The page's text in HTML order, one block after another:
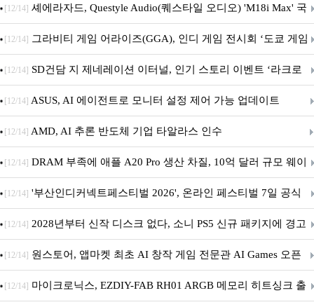
[12/14] 셰에라자드, Questyle Audio(퀘스타일 오디오) 'M18i Max' 국
내 정식 출시
[12/14] 그라비티 게임 어라이즈(GGA), 인디 게임 전시회 ‘도쿄 게임
던전 13’ 참가!
[12/14] SD건담 지 제네레이션 이터널, 인기 스토리 이벤트 ‘라크로
아의 용사’ 재개최 및 풍성한 기념 이벤트 실시!
[12/14] ASUS, AI 에이전트로 모니터 설정 제어 가능 업데이트
[12/14] AMD, AI 추론 반도체 기업 타알라스 인수
[12/14] DRAM 부족에 애플 A20 Pro 생산 차질, 10억 달러 규모 웨이
퍼 대기
[12/14] '부산인디커넥트페스티벌 2026', 온라인 페스티벌 7일 공식
개막... 22일간 진행
[12/14] 2028년부터 신작 디스크 없다, 소니 PS5 신규 패키지에 경고
문 추가
[12/14] 원스토어, 앱마켓 최초 AI 창작 게임 전문관 AI Games 오픈
[12/14] 마이크로닉스, EZDIY-FAB RH01 ARGB 메모리 히트싱크 출